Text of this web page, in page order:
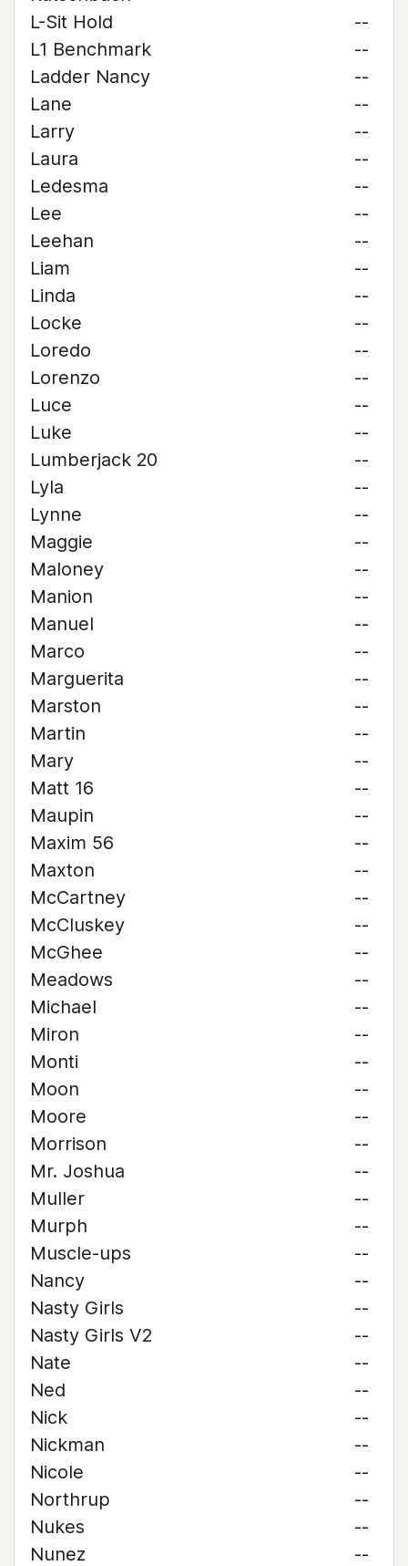
L-Sit Hold
--
L1 Benchmark
--
Ladder Nancy
--
Lane
--
Larry
--
Laura
--
Ledesma
--
Lee
--
Leehan
--
Liam
--
Linda
--
Locke
--
Loredo
--
Lorenzo
--
Luce
--
Luke
--
Lumberjack 20
--
Lyla
--
Lynne
--
Maggie
--
Maloney
--
Manion
--
Manuel
--
Marco
--
Marguerita
--
Marston
--
Martin
--
Mary
--
Matt 16
--
Maupin
--
Maxim 56
--
Maxton
--
McCartney
--
McCluskey
--
McGhee
--
Meadows
--
Michael
--
Miron
--
Monti
--
Moon
--
Moore
--
Morrison
--
Mr. Joshua
--
Muller
--
Murph
--
Muscle-ups
--
Nancy
--
Nasty Girls
--
Nasty Girls V2
--
Nate
--
Ned
--
Nick
--
Nickman
--
Nicole
--
Northrup
--
Nukes
--
Nunez
--